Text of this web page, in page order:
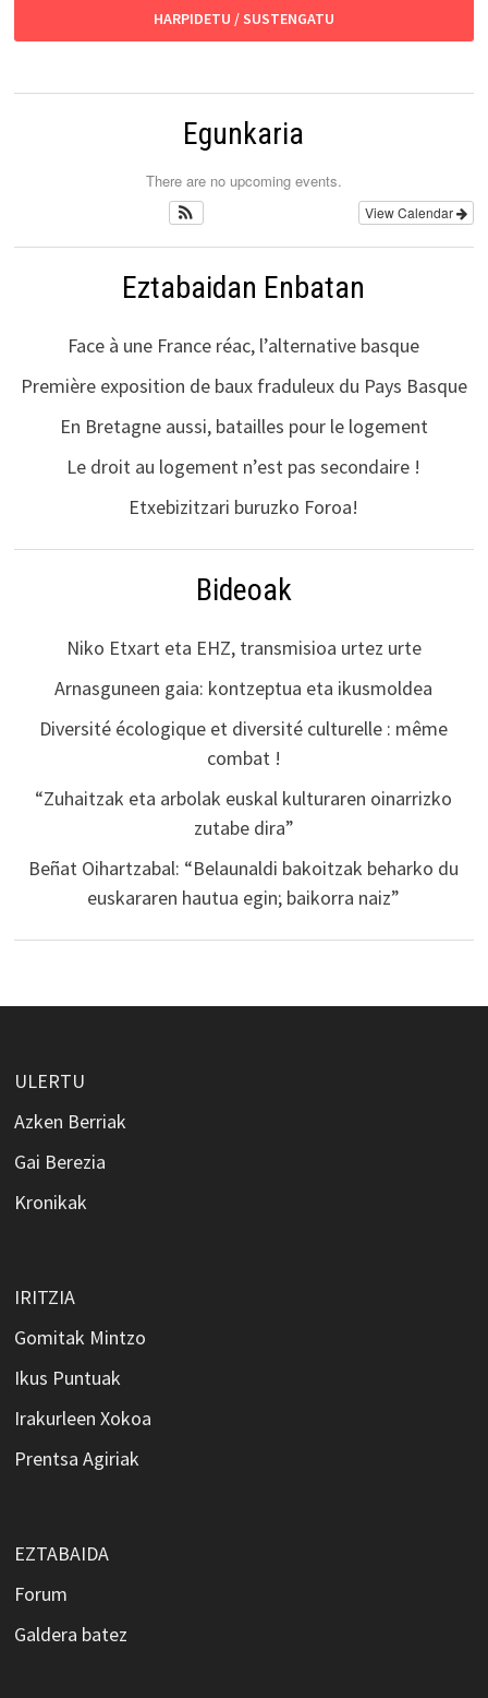
HARPIDETU / SUSTENGATU
Egunkaria
There are no upcoming events.
View Calendar
Eztabaidan Enbatan
Face à une France réac, l’alternative basque
Première exposition de baux fraduleux du Pays Basque
En Bretagne aussi, batailles pour le logement
Le droit au logement n’est pas secondaire !
Etxebizitzari buruzko Foroa!
Bideoak
Niko Etxart eta EHZ, transmisioa urtez urte
Arnasguneen gaia: kontzeptua eta ikusmoldea
Diversité écologique et diversité culturelle : même
combat !
“Zuhaitzak eta arbolak euskal kulturaren oinarrizko
zutabe dira”
Beñat Oihartzabal: “Belaunaldi bakoitzak beharko du
euskararen hautua egin; baikorra naiz”
ULERTU
Azken Berriak
Gai Berezia
Kronikak
IRITZIA
Gomitak Mintzo
Ikus Puntuak
Irakurleen Xokoa
Prentsa Agiriak
EZTABAIDA
Forum
Galdera batez